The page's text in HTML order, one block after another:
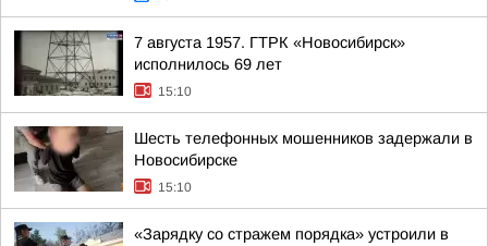
7 августа 1957. ГТРК «Новосибирск»
исполнилось 69 лет
15:10
Шесть телефонных мошенников задержали в
Новосибирске
15:10
«Зарядку со стражем порядка» устроили в